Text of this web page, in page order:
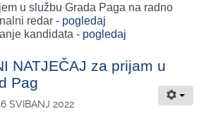
u službu Grada Paga na radno
redar - pogledaj
kandidata - pogledaj
NATJEČAJ za prijam u
Pag
SVIBANJ 2022